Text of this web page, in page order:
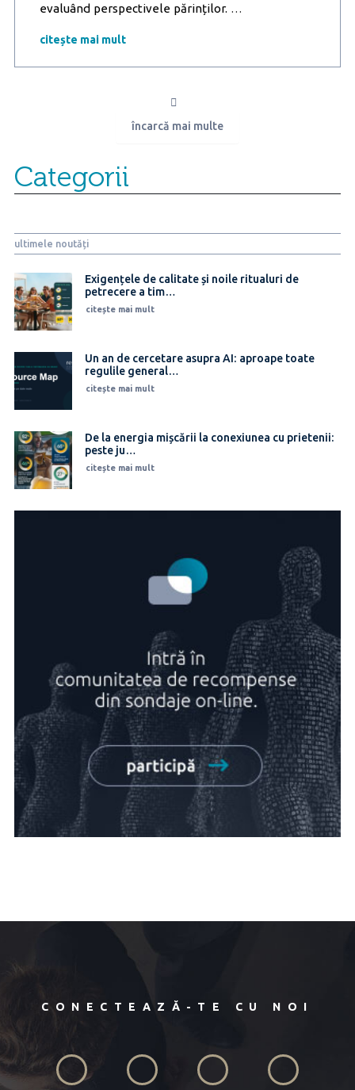
evaluând perspectivele părinților. …
cred
lege
citește mai mult
încarcă mai multe
Categorii
ultimele noutăți
Exigențele de calitate și noile ritualuri de
petrecere a tim…
citește mai mult
Un an de cercetare asupra AI: aproape toate
regulile general…
citește mai mult
De la energia mișcării la conexiunea cu prietenii:
peste ju…
citește mai mult
CONECTEAZĂ-TE CU NOI